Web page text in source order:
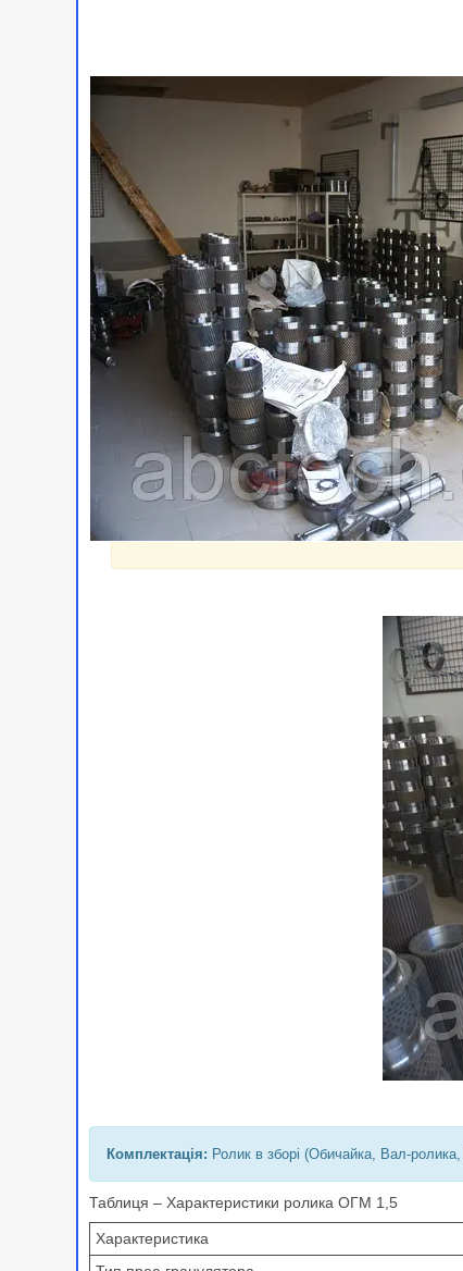
Комплектація: Ролик в зборі (Обичайка, Вал-
Таблиця – Характеристики ролика ОГМ 1,5
Характеристика